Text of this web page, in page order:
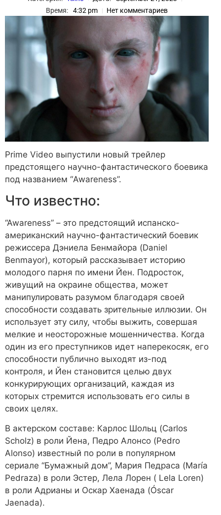
Время:
4:32 pm Нет комментариев
Prime Video выпустили новый трейлер
предстоящего научно-фантастического боевика
под названием “Awareness”.
Что известно:
“Awareness” – это предстоящий испанско-
американский научно-фантастический боевик
режиссера Дэниела Бенмайора (Daniel
Benmayor), который рассказывает историю
молодого парня по имени Йен. Подросток,
живущий на окраине общества, может
манипулировать разумом благодаря своей
способности создавать зрительные иллюзии. Он
использует эту силу, чтобы выжить, совершая
мелкие и неосторожные мошенничества. Когда
один из его преступников идет наперекосяк, его
способности публично выходят из-под
контроля, и Йен становится целью двух
конкурирующих организаций, каждая из
которых стремится использовать его силы в
своих целях.
В актерском составе: Карлос Шольц (Carlos
Scholz) в роли Йена, Педро Алонсо (Pedro
Alonso) известный по роли в популярном
сериале “Бумажный дом”, Мария Педраса (María
Pedraza) в роли Эстер, Лела Лорен ( Lela Loren)
в роли Адрианы и Оскар Хаенада (Óscar
Jaenada).